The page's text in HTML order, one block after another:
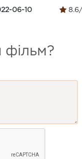
06-10 8.6/
фільм?